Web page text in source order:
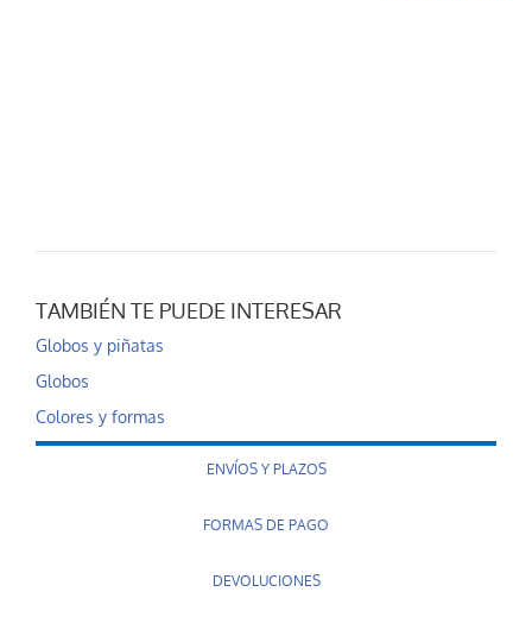
TAMBIÉN TE PUEDE INTERESAR
Globos y piñatas
Globos
Colores y formas
ENVÍOS Y PLAZOS
FORMAS DE PAGO
DEVOLUCIONES